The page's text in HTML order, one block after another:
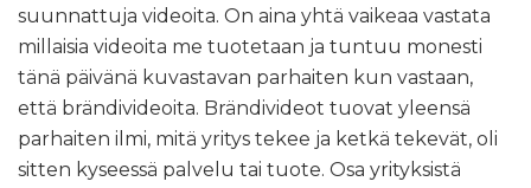
suunnattuja videoita. On aina yhtä vaikeaa vastata
millaisia videoita me tuotetaan ja tuntuu monesti
tänä päivänä kuvastavan parhaiten kun vastaan,
että brändivideoita. Brändivideot tuovat yleensä
parhaiten ilmi, mitä yritys tekee ja ketkä tekevät, oli
sitten kyseessä palvelu tai tuote. Osa yrityksistä